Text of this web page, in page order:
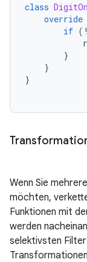
class
override
if ( !
}
}
}
Wenn Sie
möchten,
Funktionen mit
werden
selektivsten